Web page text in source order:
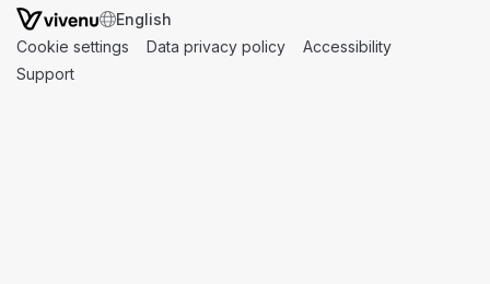
SWITCH LANGUAGE
Cookie settings (opens in a new tab)
Data privacy policy (opens in a new tab)
Accessibility
Support